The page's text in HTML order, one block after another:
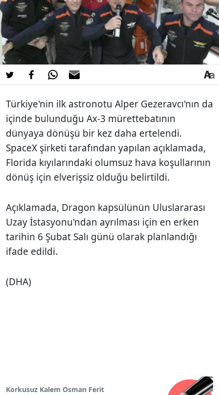
Türkiye'nin ilk astronotu Alper Gezeravcı'nın da
içinde bulunduğu Ax-3 mürettebatının
dünyaya dönüşü bir kez daha ertelendi.
SpaceX şirketi tarafından yapılan açıklamada,
Florida kıyılarındaki olumsuz hava koşullarının
dönüş için elverişsiz olduğu belirtildi.
Açıklamada, Dragon kapsülünün Uluslararası
Uzay İstasyonu'ndan ayrılması için en erken
tarihin 6 Şubat Salı günü olarak planlandığı
ifade edildi.
(DHA)
Korkusuz Kalem Osman Ferit